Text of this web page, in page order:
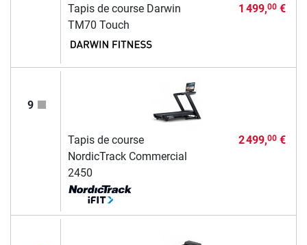
Tapis de course Darwin
TM70 Touch
1 499,00€
9
Tapis de course
NordicTrack Commercial
2450
2 499,00€